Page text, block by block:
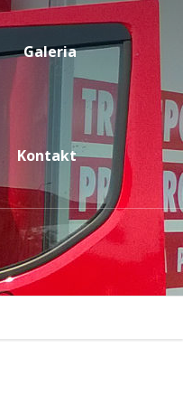
Galeria
Kontakt